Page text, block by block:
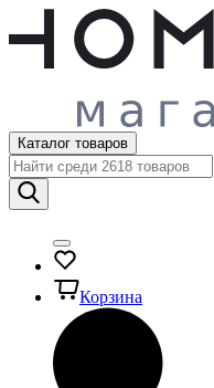
Каталог товаров
Корзина